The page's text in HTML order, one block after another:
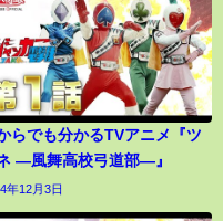
らでも分かるTVアニメ『ツ
―風舞高校弓道部―』
年12月3日